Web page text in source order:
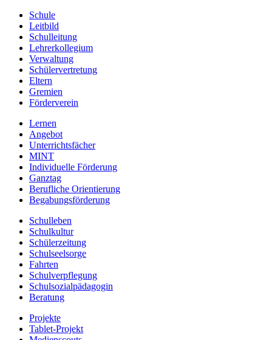
Schule
Leitbild
Schulleitung
Lehrerkollegium
Verwaltung
Schülervertretung
Eltern
Gremien
Förderverein
Lernen
Angebot
Unterrichtsfächer
MINT
Individuelle Förderung
Ganztag
Berufliche Orientierung
Begabungsförderung
Schulleben
Schulkultur
Schülerzeitung
Schulseelsorge
Fahrten
Schulverpflegung
Schulsozialpädagogin
Beratung
Projekte
Tablet-Projekt